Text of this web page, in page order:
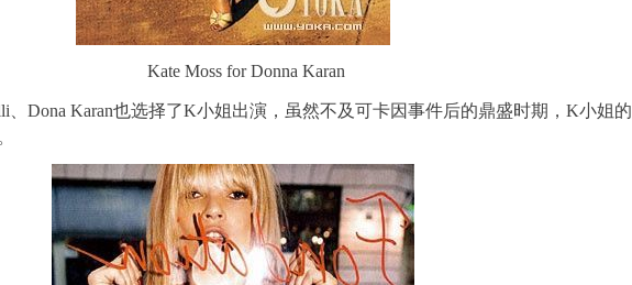
Kate Moss for Donna Karan
、Dona Karan也选择了K小姐出演，虽然不及可卡因事件后的鼎盛时期，K小姐的